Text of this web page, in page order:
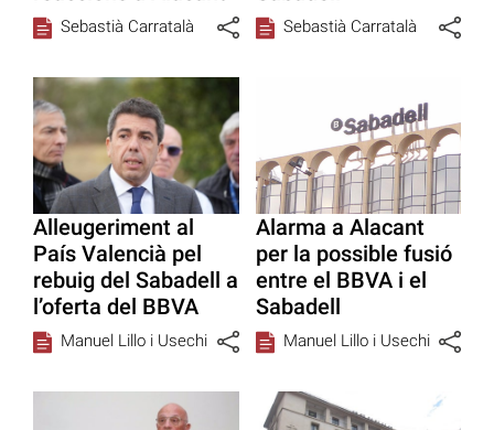
Sebastià Carratalà Sebastià Carratalà
Alleugeriment al
País Valencià pel
rebuig del Sabadell a
l’oferta del BBVA
Manuel Lillo i Usechi
Alarma a Alacant
per la possible fusió
entre el BBVA i el
Sabadell
Manuel Lillo i Usechi